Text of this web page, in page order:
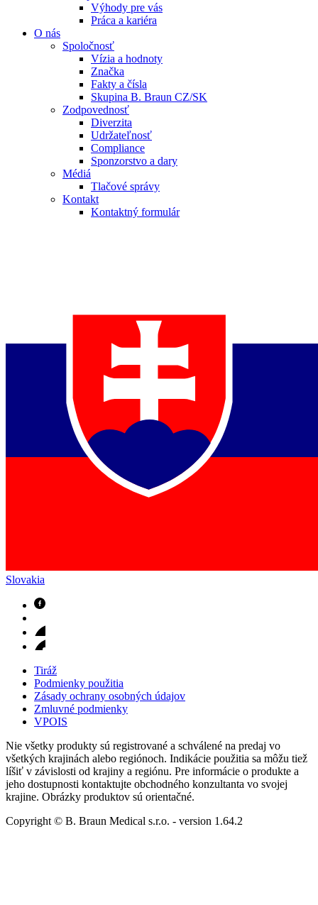
Výhody pre vás
Práca a kariéra
O nás
Spoločnosť
Vízia a hodnoty
Značka
Fakty a čísla
Skupina B. Braun CZ/SK
Zodpovednosť
Diverzita
Udržateľnosť
Compliance
Sponzorstvo a dary
Médiá
Tlačové správy
Kontakt
Kontaktný formulár
Slovakia
Tiráž
Podmienky použitia
Zásady ochrany osobných údajov
Zmluvné podmienky
VPOIS
Nie všetky produkty sú registrované a schválené na predaj vo
všetkých krajinách alebo regiónoch. Indikácie použitia sa môžu tiež
líšiť v závislosti od krajiny a regiónu. Pre informácie o produkte a
jeho dostupnosti kontaktujte obchodného konzultanta vo svojej
krajine. Obrázky produktov sú orientačné.
Copyright © B. Braun Medical s.r.o. - version 1.64.2